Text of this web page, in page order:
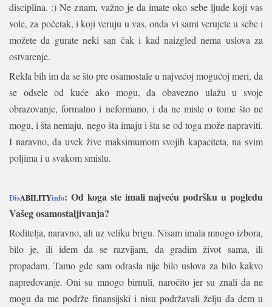
disciplina. :) Ne znam, važno je da imate oko sebe ljude koji vas
vole, za početak, i koji veruju u vas, onda vi sami verujete u sebe i
možete da gurate neki san čak i kad naizgled nema uslova za
ostvarenje.
Rekla bih im da se što pre osamostale u najvećoj mogućoj meri, da
se odsele od kuće ako mogu, da obavezno ulažu u svoje
obrazovanje, formalno i neformano, i da ne misle o tome što ne
mogu, i šta nemaju, nego šta imaju i šta se od toga može napraviti.
I naravno, da uvek žive maksimumom svojih kapaciteta, na svim
poljima i u svakom smislu.
DisABILITYinfo: Od koga ste imali najveću podršku u pogledu
Vašeg osamostaljivanja?
Roditelja, naravno, ali uz veliku brigu. Nisam imala mnogo izbora,
bilo je, ili idem da se razvijam, da gradim život sama, ili
propadam. Tamo gde sam odrasla nije bilo uslova za bilo kakvo
napredovanje. Oni su mnogo birnuli, naročito jer su znali da ne
mogu da me podrže finansijski i nisu podržavali želju da dem u